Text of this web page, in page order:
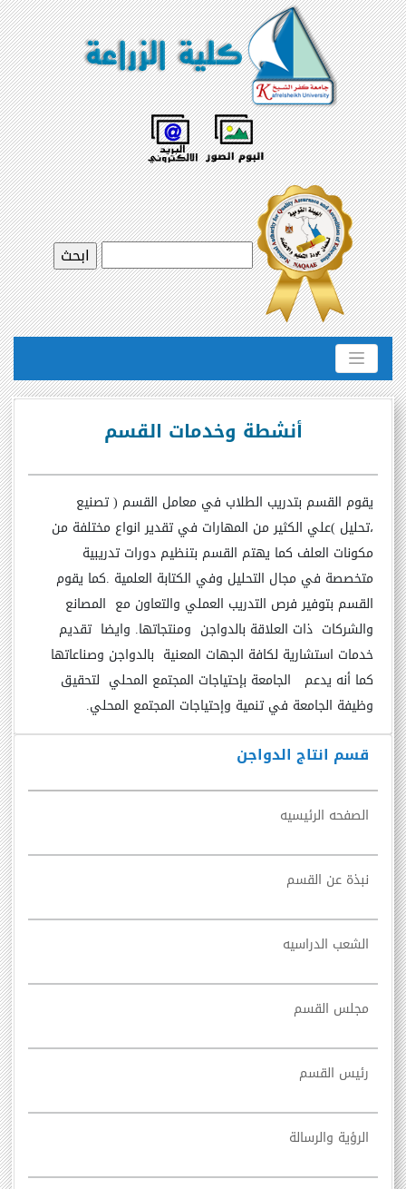
قسم انتاج الدواجن
الصفحه الرئيسيه
نبذة عن القسم
الشعب الدراسيه
مجلس القسم
رئيس القسم
الرؤية والرسالة
أنشطة وخدمات القسم
يقوم القسم بتدريب الطلاب في معامل القسم ( تصنيع
،تحليل )علي الكثير من المهارات في تقدير انواع مختلفة من
مكونات العلف كما يهتم القسم بتنظيم دورات تدريبية
متخصصة في مجال التحليل وفي الكتابة العلمية .كما يقوم
القسم بتوفير فرص التدريب العملي والتعاون مع المصانع
والشركات ذات العلاقة بالدواجن ومنتجاتها. وايضا تقديم
خدمات استشارية لكافة الجهات المعنية بالدواجن وصناعاتها
كما أنه يدعم
الجامعة بإحتياجات المجتمع المحلي لتحقيق
وظيفة الجامعة في تنمية وإحتياجات المجتمع المحلي.